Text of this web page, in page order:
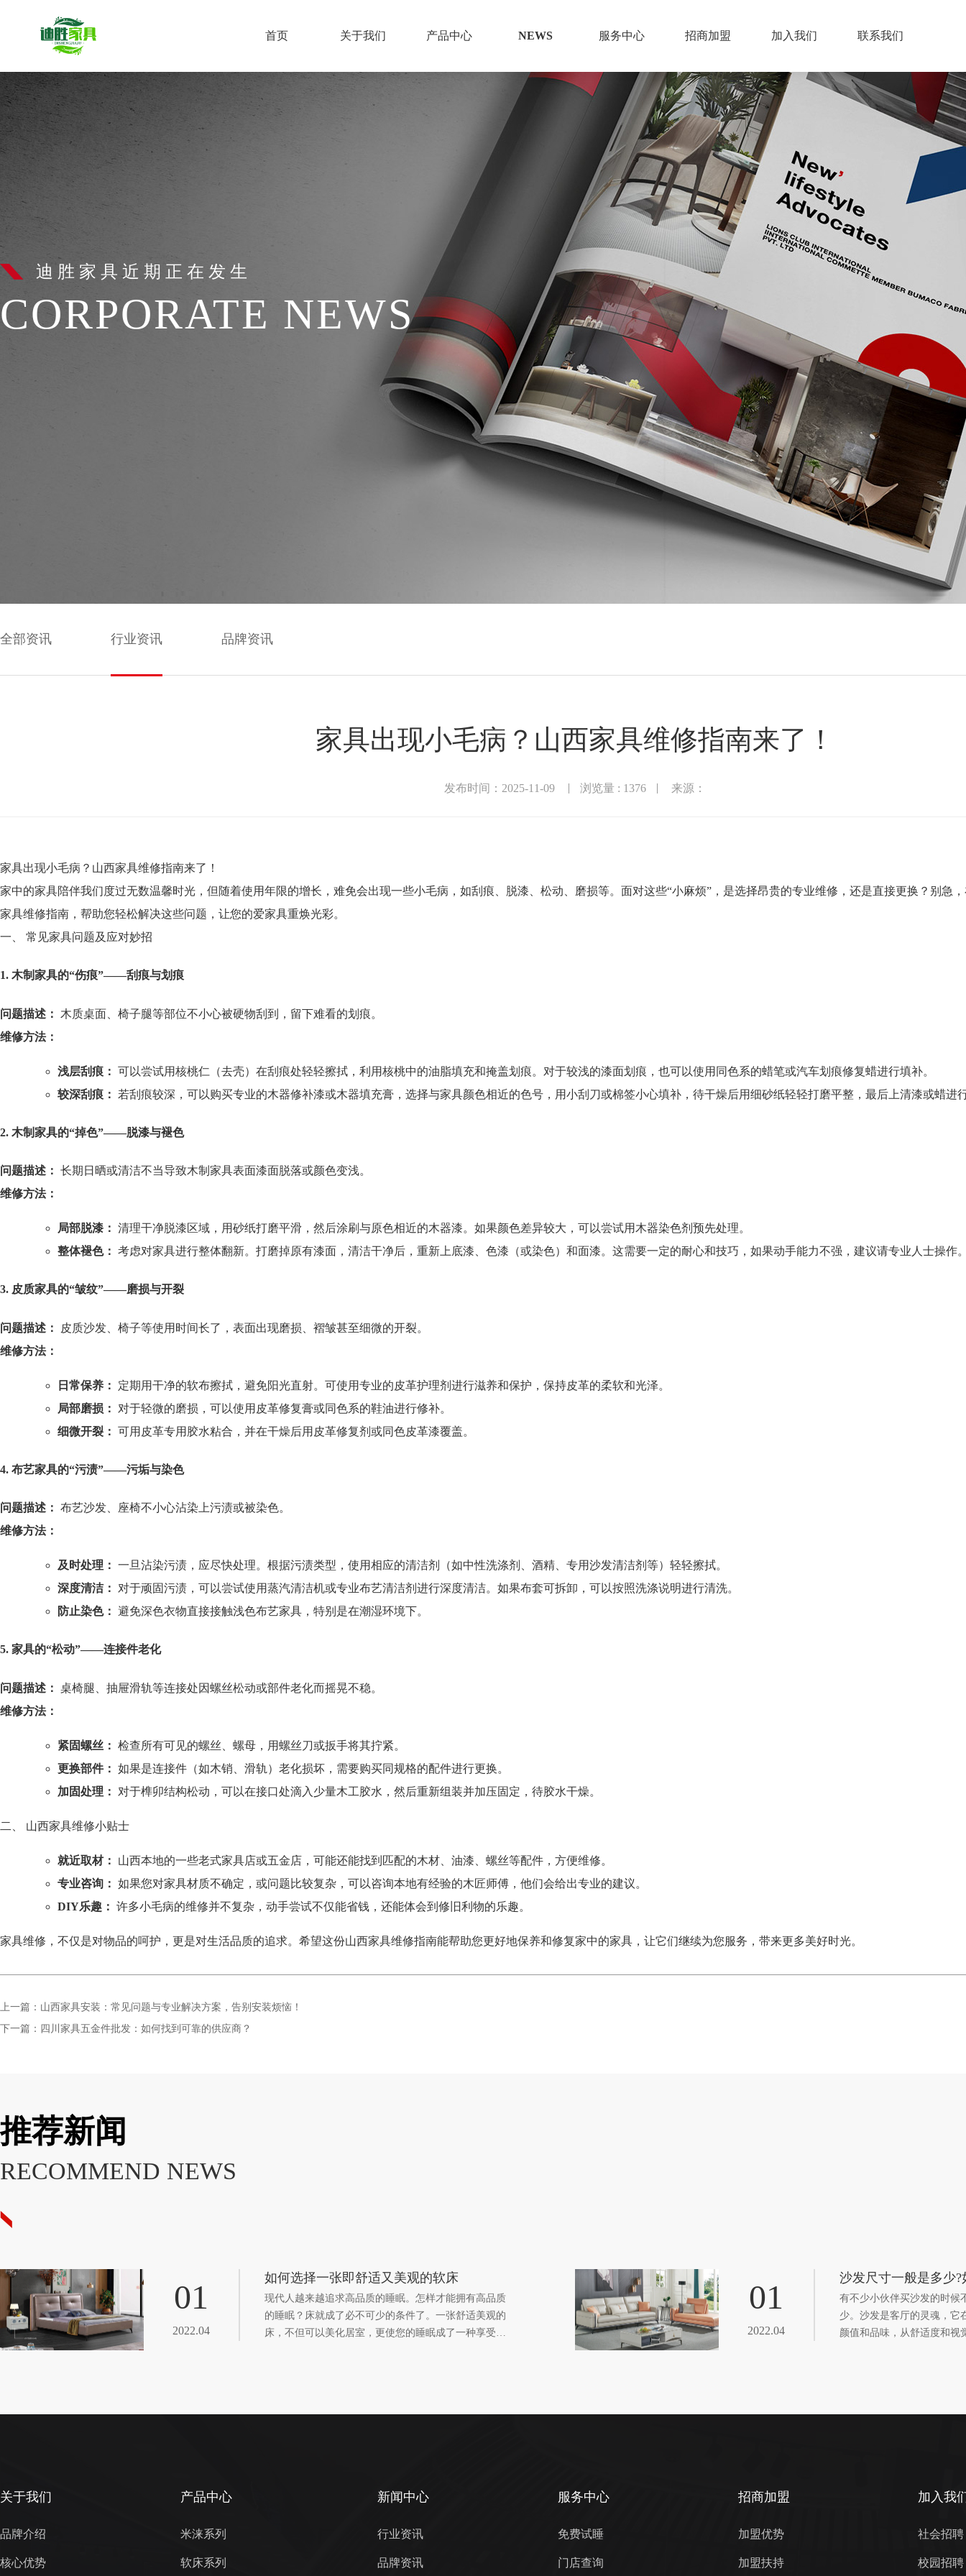
首页 关于我们 产品中心 NEWS 服务中心 招商加盟 加入我们 联系我们
线下哪里可以购买?
全国1500家门店保障每一个服务流程
迪胜家具近期正在发生
CORPORATE NEWS
全部资讯 行业资讯 品牌资讯
家具出现小毛病？山西家具维修指南来了！
发布时间：2025-11-09 浏览量 : 1376 来源：
家具出现小毛病？山西家具维修指南来了！
家中的家具陪伴我们度过无数温馨时光，但随着使用年限的增长，难免会出现一些小毛病，如刮痕、脱漆、松动、磨损等。面对这些“小麻烦”，是选择昂贵的专业维修，还是直接更换？别急
家具维修指南，帮助您轻松解决这些问题，让您的爱家具重焕光彩。
一、 常见家具问题及应对妙招
1. 木制家具的“伤痕”——刮痕与划痕
问题描述：
木质桌面、椅子腿等部位不小心被硬物刮到，留下难看的划痕。
维修方法：
浅层刮痕： 可以尝试用核桃仁（去壳）在刮痕处轻轻擦拭，利用核桃中的油脂填充和掩盖划痕。对于较浅的漆面划痕，也可以使用同色系的蜡笔或汽车划痕修复蜡进行填补。
较深刮痕：
若刮痕较深，可以购买专业的木器修补漆或木器填充膏，选择与家具颜色相近的色号，用小刮刀或棉签小心填补，待干燥后用细砂纸轻轻打磨平整，最后上清漆或蜡进
2. 木制家具的“掉色”——脱漆与褪色
问题描述： 长期日晒或清洁不当导致木制家具表面漆面脱落或颜色变浅。
维修方法：
局部脱漆： 清理干净脱漆区域，用砂纸打磨平滑，然后涂刷与原色相近的木器漆。如果颜色差异较大，可以尝试用木器染色剂预先处理。
整体褪色： 考虑对家具进行整体翻新。打磨掉原有漆面，清洁干净后，重新上底漆、色漆（或染色）和面漆。这需要一定的耐心和技巧，如果动手能力不强，建议请专业人士操作
3. 皮质家具的“皱纹”——磨损与开裂
问题描述：
皮质沙发、椅子等使用时间长了，表面出现磨损、褶皱甚至细微的开裂。
维修方法：
日常保养：
定期用干净的软布擦拭，避免阳光直射。可使用专业的皮革护理剂进行滋养和保护，保持皮革的柔软和光泽。
局部磨损：
对于轻微的磨损，可以使用皮革修复膏或同色系的鞋油进行修补。
细微开裂： 可用皮革专用胶水粘合，并在干燥后用皮革修复剂或同色皮革漆覆盖。
4. 布艺家具的“污渍”——污垢与染色
问题描述： 布艺沙发、座椅不小心沾染上污渍或被染色。
维修方法：
及时处理： 一旦沾染污渍，应尽快处理。根据污渍类型，使用相应的清洁剂（如中性洗涤剂、酒精、专用沙发清洁剂等）轻轻擦拭。
深度清洁：
对于顽固污渍，可以尝试使用蒸汽清洁机或专业布艺清洁剂进行深度清洁。如果布套可拆卸，可以按照洗涤说明进行清洗。
防止染色： 避免深色衣物直接接触浅色布艺家具，特别是在潮湿环境下。
5. 家具的“松动”——连接件老化
问题描述： 桌椅腿、抽屉滑轨等连接处因螺丝松动或部件老化而摇晃不稳。
维修方法：
紧固螺丝： 检查所有可见的螺丝、螺母，用螺丝刀或扳手将其拧紧。
更换部件： 如果是连接件（如木销、滑轨）老化损坏，需要购买同规格的配件进行更换。
加固处理：
对于榫卯结构松动，可以在接口处滴入少量木工胶水，然后重新组装并加压固定，待胶水干燥。
二、 山西家具维修小贴士
就近取材：
山西本地的一些老式家具店或五金店，可能还能找到匹配的木材、油漆、螺丝等配件，方便维修。
专业咨询： 如果您对家具材质不确定，或问题比较复杂，可以咨询本地有经验的木匠师傅，他们会给出专业的建议。
DIY乐趣： 许多小毛病的维修并不复杂，动手尝试不仅能省钱，还能体会到修旧利物的乐趣。
家具维修，不仅是对物品的呵护，更是对生活品质的追求。希望这份山西家具维修指南能帮助您更好地保养和修复家中的家具，让它们继续为您服务，带来更多美好时光。
上一篇：山西家具安装：常见问题与专业解决方案，告别安装烦恼！
下一篇：四川家具五金件批发：如何找到可靠的供应商？
推荐新闻
RECOMMEND NEWS
01
2022.04
如何选择一张即舒适又美观的软床
现代人越来越追求高品质的睡眠。怎样才能拥有高品质
的睡眠？床就成了必不可少的条件了。一张舒适美观的
床，不但可以美化居室，更使您的睡眠成了一种享受。
01
2022.04
沙发尺寸一般是多少
有不少小伙伴买沙发的时候
少。沙发是客厅的灵魂，它
颜值和品味，从舒适度和视
关于我们
品牌介绍
核心优势
产品中心
米涞系列
软床系列
新闻中心
行业资讯
品牌资讯
服务中心
免费试睡
门店查询
招商加盟
加盟优势
加盟扶持
加入我
社会招聘
校园招聘